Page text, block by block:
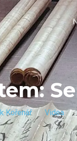
Kořenář Videa